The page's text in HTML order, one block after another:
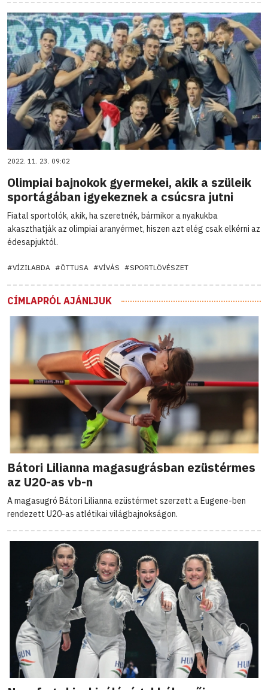
2022. 11. 23. 09:02
Olimpiai bajnokok gyermekei, akik a szüleik
sportágában igyekeznek a csúcsra jutni
Fiatal sportolók, akik, ha szeretnék, bármikor a nyakukba
akaszthatják az olimpiai aranyérmet, hiszen azt elég csak elkérni az
édesapjuktól.
#VÍZILABDA #ÖTTUSA #VÍVÁS #SPORTLÖVÉSZET
CÍMLAPRÓL AJÁNLJUK
Bátori Lilianna magasugrásban ezüstérmes
az U20-as vb-n
A magasugró Bátori Lilianna ezüstérmet szerzett a Eugene-ben
rendezett U20-as atlétikai világbajnokságon.